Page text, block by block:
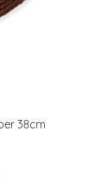
38cm